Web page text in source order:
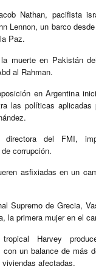
Nathan, pacifista
Lennon, un barco
Paz.
muerte en Pakistán
al Rahman.
en Argentina
las políticas
directora del FMI,
corrupción.
asfixiadas en un
Supremo de Grecia,
la primera mujer en el
Harvey
con un balance de más
afectadas.